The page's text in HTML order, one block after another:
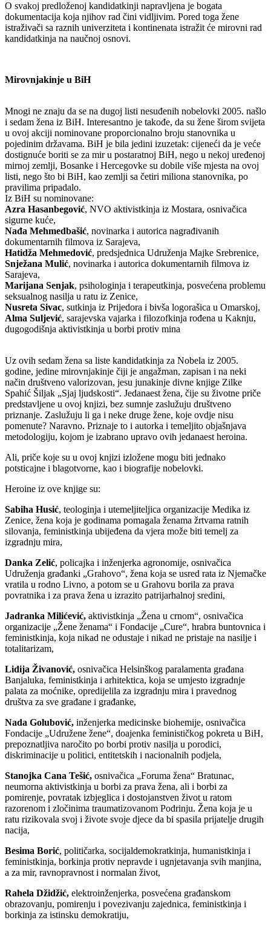
O svakoj predloženoj kandidatkinji napravljena je bogata
dokumentacija koja njihov rad čini vidljivim. Pored toga žene
istraživači sa raznih univerziteta i kontinenata istražit će mirovni rad
kandidatkinja na naučnoj osnovi.
Mirovnjakinje u BiH
Mnogi ne znaju da se na dugoj listi nesuđenih nobelovki 2005. našlo
i sedam žena iz BiH. Interesantno je takođe, da su žene širom svijeta
u ovoj akciji nominovane proporcionalno broju stanovnika u
pojedinim državama. BiH je bila jedini izuzetak: cijeneći da je veće
dostignuće boriti se za mir u postaratnoj BiH, nego u nekoj uređenoj
mirnoj zemlji, Bosanke i Hercegovke su dobile više mjesta na ovoj
listi, nego što bi BiH, kao zemlji sa četiri miliona stanovnika, po
pravilima pripadalo.
Iz BiH su nominovane:
Azra Hasanbegović, NVO aktivistkinja iz Mostara, osnivačica
sigurne kuće,
Nađa Mehmedbašić, novinarka i autorica nagrađivanih
dokumentarnih filmova iz Sarajeva,
Hatidža Mehmedović, predsjednica Udruženja Majke Srebrenice,
Snježana Mulić, novinarka i autorica dokumentarnih filmova iz
Sarajeva,
Marijana Senjak, psihologinja i terapeutkinja, posvećena problemu
seksualnog nasilja u ratu iz Zenice,
Nusreta Sivac, sutkinja iz Prijedora i bivša logorašica u Omarskoj,
Alma Suljević, sarajevska vajarka i filozofkinja rođena u Kaknju,
dugogodišnja aktivistkinja u borbi protiv mina
Uz ovih sedam žena sa liste kandidatkinja za Nobela iz 2005.
godine, jedine mirovnjakinje čiji je angažman, zapisan i na neki
način društveno valorizovan, jesu junakinje divne knjige Zilke
Spahić Šiljak „Sjaj ljudskosti“. Jedanaest žena, čije su životne priče
predstavljene u ovoj knjizi, bez sumnje zaslužuju društveno
priznanje. Zaslužuju li ga i neke druge žene, koje ovdje nisu
pomenute? Naravno. Priznaje to i autorka i temeljito objašnjava
metodologiju, kojom je izabrano upravo ovih jedanaest heroina.
Ali, priče koje su u ovoj knjizi izložene mogu biti jednako
potsticajne i blagotvorne, kao i biografije nobelovki.
Heroine iz ove knjige su:
Sabiha Husić, teologinja i utemeljiteljica organizacije Medika iz
Zenice, žena koja je godinama pomagala ženama žrtvama ratnih
silovanja, feministkinja ubijeđena da vjera može biti temelj za
izgradnju mira,
Danka Zelić, policajka i inženjerka agronomije, osnivačica
Udruženja građanki „Grahovo“, žena koja se usred rata iz Njemačke
vratila u rodno Livno, a potom se u Grahovu borila za prava
povratnika i za prava žena u izrazito patrijarhalnoj sredini,
Jadranka Milićević, aktivistkinja „Žena u crnom“, osnivačica
organizacije „Žene ženama“ i Fondacije „Cure“, hrabra buntovnica i
feministkinja, koja nikad ne odustaje i nikad ne pristaje na nasilje i
totalitarizam,
Lidija Živanović, osnivačica Helsinškog paralamenta građana
Banjaluka, feministkinja i arhitektica, koja se umjesto izgradnje
palata za moćnike, opredijelila za izgradnju mira i pravednog
društva za sve građane i građanke,
Nada Golubović, inženjerka medicinske biohemije, osnivačica
Fondacije „Udružene žene“, doajenka feminističkog pokreta u BiH,
prepoznatljiva naročito po borbi protiv nasilja u porodici,
diskriminacije u politici, entitetskih i nacionalnih podjela,
Stanojka Cana Tešić, osnivačica „Foruma žena“ Bratunac,
neumorna aktivistkinja u borbi za prava žena, ali i borbi za
pomirenje, povratak izbjeglica i dostojanstven život u ratom
razorenom i zločinima traumatizovanom Podrinju. Žena koja je u
ratu rizikovala svoj i živote svoje djece da bi spasila prijatelje drugih
nacija,
Besima Borić, političarka, socijaldemokratkinja, humanistkinja i
feministkinja, borkinja protiv nepravde i ugnjetavanja svih manjina,
a za mir, ravnopravnost i normalan život,
Rahela Džidžić, elektroinženjerka, posvećena građanskom
obrazovanju, pomirenju i povezivanju zajednica, feministkinja i
borkinja za istinsku demokratiju,